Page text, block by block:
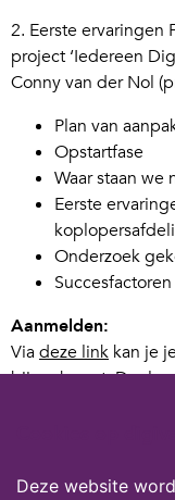
2. Eerste ervaringen
project ‘Iedereen
Conny van der Nol
Plan van
Opstartfase
Waar staan we
Eerste
Onderzoek
Via deze link kan je
bijeenkomst.
digitale wereld
Deze website